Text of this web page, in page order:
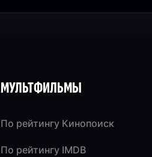
МУЛЬТФИЛЬМЫ
По рейтингу Кинопоиск
По рейтингу IMDB